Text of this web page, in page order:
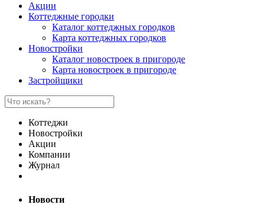
Акции
Коттеджные городки
Каталог коттеджных городков
Карта коттеджных городков
Новостройки
Каталог новостроек в пригороде
Карта новостроек в пригороде
Застройщики
Коттеджи
Новостройки
Акции
Компании
Журнал
Новости